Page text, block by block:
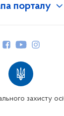
порталу
захисту